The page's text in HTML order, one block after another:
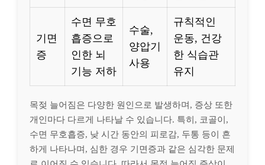
기면
증
수면 무호
흡증으로
인한 뇌
기능 저하
수술,
양압기
사용
규칙적인
운동, 건강
한 식습관
유지
목젖 늘어짐은 다양한 원인으로 발생하며, 증상 또한
개인마다 다르게 나타날 수 있습니다. 특히, 코골이,
수면 무호흡증, 낮 시간 동안의 피로감, 두통 등이 흔
하게 나타나며, 심한 경우 기면증과 같은 심각한 문제